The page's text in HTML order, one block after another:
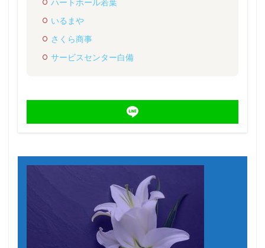
ハートホール若葉
いるまや
さくら商事
サービスセンター白備